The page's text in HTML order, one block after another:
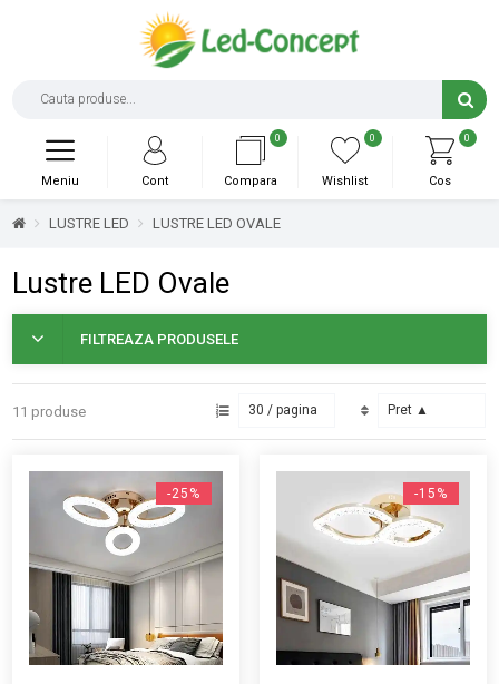
0
Cos
0
Wishlist
0
Compara
Cont
Meniu
LUSTRE LED LUSTRE LED OVALE
Lustre LED Ovale
FILTREAZA PRODUSELE
11 produse
-25% -15%